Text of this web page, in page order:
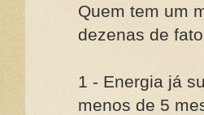
Quem tem um
dezenas de
1 - Energia já
menos de 5